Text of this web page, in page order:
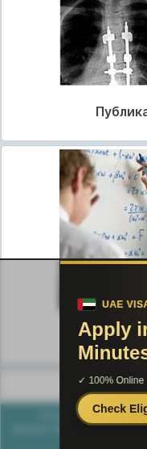
Poznayka.org -
предоставляется для